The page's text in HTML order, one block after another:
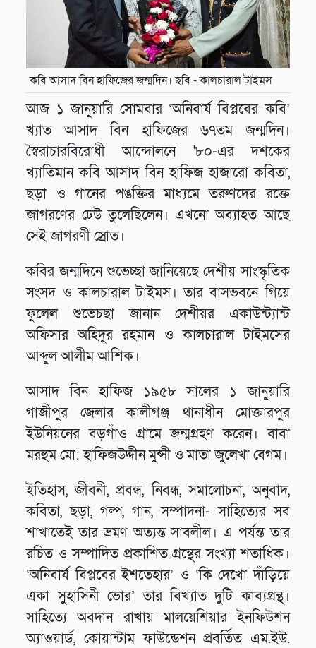
কবি আসাদ বিন হাফিজের জন্মদিন। ছবি - কালচারাল টাইমস
আজ ১ জানুয়ারি সোমবার ‘অনিবার্য বিপ্লবের কবি’
খ্যাত আসাদ বিন হাফিজের ৬৭তম জন্মদিন।
স্বৈরাচারবিরোধী আন্দোলনে '৮০-এর দশকের
খ্যাতিমান কবি আসাদ বিন হাফিজ হাজারো কবিতা,
ছড়া ও গানের পঙক্তির মাধ্যমে তরুণদের রক্তে
জাগরণের ঢেউ তুলেছিলেন। এখনো অব্যাহত আছে
সেই জাগরণী স্রোত।
কবির জন্মদিনে শুভেচ্ছা জানিয়েছে দেশীয় সাংস্কৃতিক
সংসদ ও কালচারাল টাইমস। তার বাসভবনে গিয়ে
ফুলেল শুভেচছা জানান দেশীয়র একাউন্ট্যান্ট
অফিসার অহিদুর রহমান ও কালচারাল টাইমসের
আব্দুল আলীম আশিক।
আসাদ বিন হাফিজ ১৯৫৮ সালের ১ জানুয়ারি
গাজীপুর জেলার কালীগঞ্জ থানাধীন মোক্তারপুর
ইউনিয়নের বড়গাঁও গ্রামে জন্মগ্রহণ করেন। বাবা
মরহুম মো: হাফিজউদ্দীন মুন্সী ও মাতা জুলেখা বেগম।
ইতিহাস, জীবনী, প্রবন্ধ, নিবন্ধ, সমালোচনা, অনুবাদ,
কবিতা, ছড়া, গল্প, গান, সম্পাদনা- সাহিত্যের সব
শাখাতেই তার ভ্রমণ অত্যন্ত সাবলীল। এ পর্যন্ত তার
রচিত ও সম্পাদিত প্রকাশিত গ্রন্থের সংখ্যা শতাধিক।
‘অনিবার্য বিপ্লবের ইশতেহার’ ও ‘কি দেখো দাঁড়িয়ে
একা সুহাসিনী ভোর’ তার বিখ্যাত দুটি কাব্যগ্রন্থ।
সাহিত্যে অবদান রাখায় মালয়েশিয়ার ইনফিউশন
অ্যাওয়ার্ড, কোয়ান্টাম ফাউন্ডেশন প্রবর্তিত এম.ইউ.